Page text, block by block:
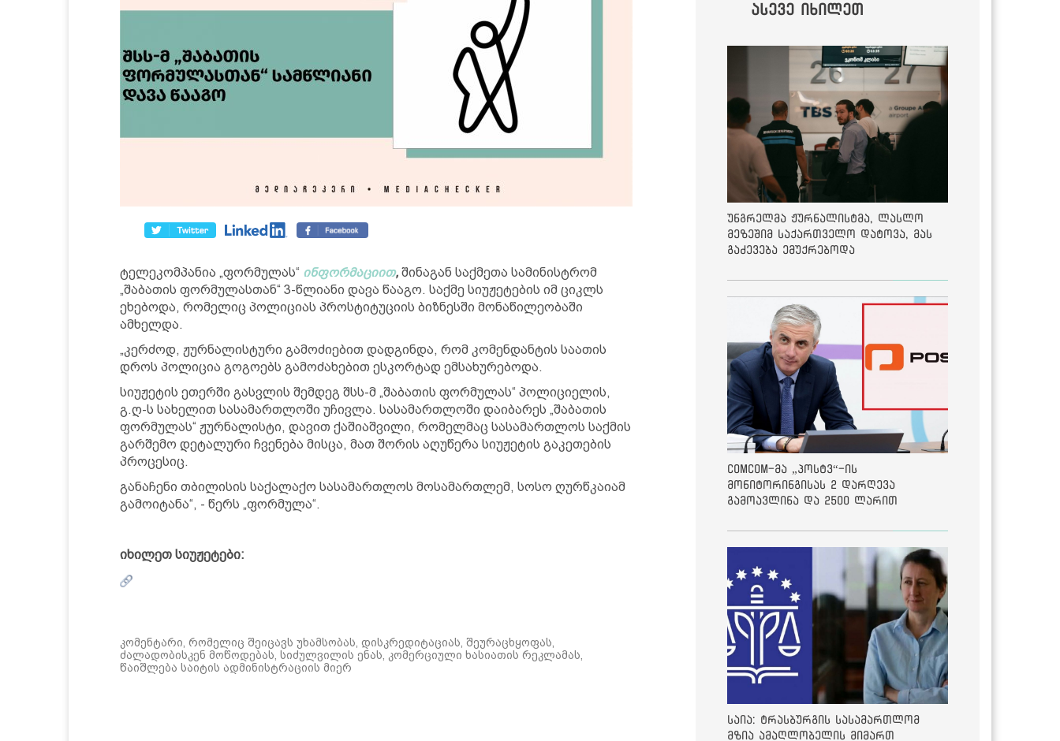
ტელეკომპანია „ფორმულას“ ინფორმაციით, შინაგან საქმეთა სამინისტრომ
„შაბათის ფორმულასთან“ 3-წლიანი დავა წააგო. საქმე სიუჟეტების იმ ციკლს
ეხებოდა, რომელიც პოლიციას პროსტიტუციის ბიზნესში მონაწილეობაში
ამხელდა.
„კერძოდ, ჟურნალისტური გამოძიებით დადგინდა, რომ კომენდანტის საათის
დროს პოლიცია გოგოებს გამოძახებით ესკორტად ემსახურებოდა.
სიუჟეტის ეთერში გასვლის შემდეგ შსს-მ „შაბათის ფორმულას“ პოლიციელის,
გ.ღ-ს სახელით სასამართლოში უჩივლა. სასამართლოში დაიბარეს „შაბათის
ფორმულას“ ჟურნალისტი, დავით ქაშიაშვილი, რომელმაც სასამართლოს საქმის
გარშემო დეტალური ჩვენება მისცა, მათ შორის აღუწერა სიუჟეტის გაკეთების
პროცესიც.
განაჩენი თბილისის საქალაქო სასამართლოს მოსამართლემ, სოსო ღურწკაიამ
გამოიტანა“, - წერს „ფორმულა“.
იხილეთ სიუჟეტები:
კომენტარი, რომელიც შეიცავს უხამსობას, დისკრედიტაციას, შეურაცხყოფას,
ძალადობისკენ მოწოდებას, სიძულვილის ენას, კომერციული ხასიათის რეკლამას,
წაიშლება საიტის ადმინისტრაციის მიერ
ასევე იხილეთ
უნგრელმა ჟურნალისტმა, ლასლო
მეზეშიმ საქართველო დატოვა, მას
გაძევება ემუქრებოდა
ComCom-მა „პოსტვ“-ის
მონიტორინგისას 2 დარღევა
გამოავლინა და 2500 ლარით
საია: ტრასბურგის სასამართლომ
მზია ამაღლობელის მიმართ